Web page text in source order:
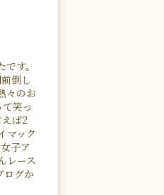
す。
倒し
々のお
笑っ
ば2
マック
子ア
レース
ログか